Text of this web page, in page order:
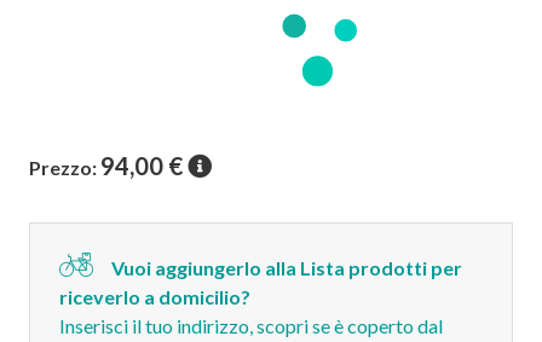
Prezzo: 94,00 €
Vuoi aggiungerlo alla Lista prodotti per
riceverlo a domicilio?
Inserisci il tuo indirizzo, scopri se è coperto dal